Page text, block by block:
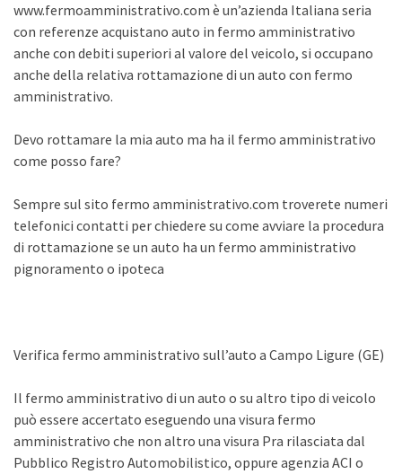
www.fermoamministrativo.com è un’azienda Italiana seria
con referenze acquistano auto in fermo amministrativo
anche con debiti superiori al valore del veicolo, si occupano
anche della relativa rottamazione di un auto con fermo
amministrativo.
Devo rottamare la mia auto ma ha il fermo amministrativo
come posso fare?
Sempre sul sito fermo amministrativo.com troverete numeri
telefonici contatti per chiedere su come avviare la procedura
di rottamazione se un auto ha un fermo amministrativo
pignoramento o ipoteca
Verifica fermo amministrativo sull’auto a Campo Ligure (GE)
Il fermo amministrativo di un auto o su altro tipo di veicolo
può essere accertato eseguendo una visura fermo
amministrativo che non altro una visura Pra rilasciata dal
Pubblico Registro Automobilistico, oppure agenzia ACI o